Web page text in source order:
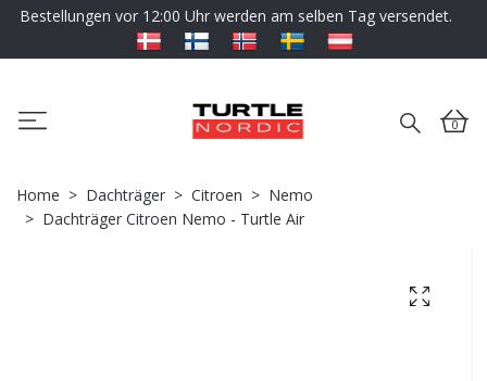
Bestellungen vor 12:00 Uhr werden am selben Tag versendet.
0
Home Dachträger Citroen
Nemo
Dachträger Citroen Nemo - Turtle Air